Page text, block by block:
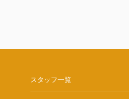
スタッフ一覧